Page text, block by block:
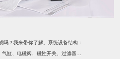
吗？我来带你了解。系统设备结构：